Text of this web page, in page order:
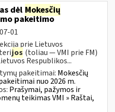
dėl Mokesčių
pakeitimo
01
prie Lietuvos
jos (toliau — VMI prie FM)
Respublikos...
pakeitimai: Mokesčių
nuo 2026 m.
Prašymai, pažymos ir
teikimas VMI » Raštai,